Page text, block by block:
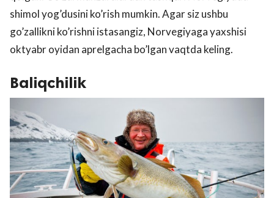
shimol yog’dusini ko’rish mumkin. Agar siz ushbu
go’zallikni ko’rishni istasangiz, Norvegiyaga yaxshisi
oktyabr oyidan aprelgacha bo’lgan vaqtda keling.
Baliqchilik